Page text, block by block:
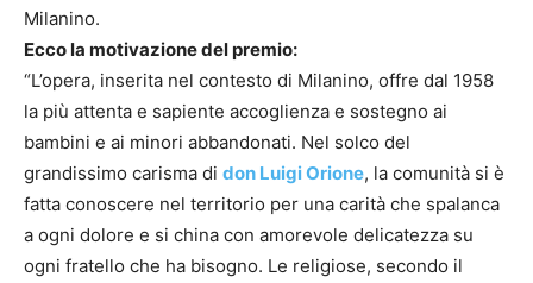
Milanino.
Ecco la motivazione del premio:
“L’opera, inserita nel contesto di Milanino, offre dal 1958
la più attenta e sapiente accoglienza e sostegno ai
bambini e ai minori abbandonati. Nel solco del
grandissimo carisma di don Luigi Orione, la comunità si è
fatta conoscere nel territorio per una carità che spalanca
a ogni dolore e si china con amorevole delicatezza su
ogni fratello che ha bisogno. Le religiose, secondo il